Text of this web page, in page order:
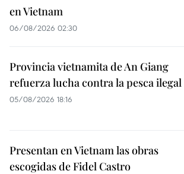
en Vietnam
06/08/2026 02:30
Provincia vietnamita de An Giang
refuerza lucha contra la pesca ilegal
05/08/2026 18:16
Presentan en Vietnam las obras
escogidas de Fidel Castro